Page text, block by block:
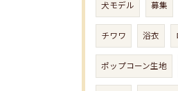
犬モデル 募集
チワワ 浴衣
ポップコーン生地